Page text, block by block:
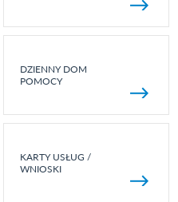
DZIENNY DOM
POMOCY
KARTY USŁUG /
WNIOSKI